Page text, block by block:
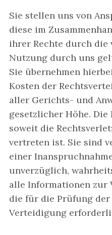
Sie stellen uns von
diese im
ihrer Rechte durch die
Nutzung durch uns
Sie übernehmen
Kosten der
aller Gerichts- und
gesetzlicher Höhe.
soweit die
vertreten ist. Sie sind
einer
unverzüglich,
alle Informationen zur
die für die Prüfung
Verteidigung